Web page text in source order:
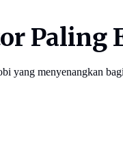
yang menyenangkan